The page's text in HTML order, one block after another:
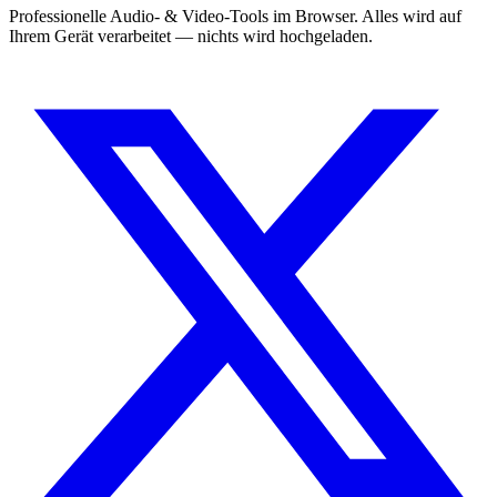
Professionelle Audio- & Video-Tools im Browser. Alles wird auf
Ihrem Gerät verarbeitet — nichts wird hochgeladen.